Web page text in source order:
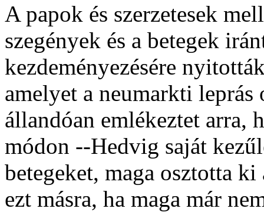
A papok és szerzetesek
szegények és a betegek
kezdeményezésére
amelyet a neumarkti
állandóan emlékeztet
módon --Hedvig saját
betegeket, maga osztotta
ezt másra, ha maga már